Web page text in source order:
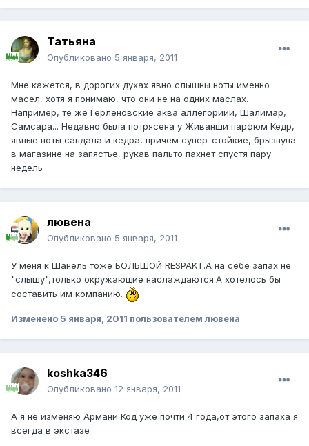
Татьяна
Опубликовано 5 января, 2011
Мне кажется, в дорогих духах явно слышны ноты именно
масел, хотя я понимаю, что они не на одних маслах.
Например, те же Герленовские аква аллегориии, Шалимар,
Самсара... Недавно была потрясена у Живанши парфюм Кедр,
явные ноты сандала и кедра, причем супер-стойкие, брызнула
в магазине на запястье, рукав пальто пахнет спустя пару
недель
лювена
Опубликовано 5 января, 2011
У меня к Шанель тоже БОЛЬШОЙ RESPAKT.А на себе запах не
"слышу",только окружающие наслаждаются.А хотелось бы
составить им компанию.
Изменено 5 января, 2011 пользователем лювена
koshka346
Опубликовано 12 января, 2011
А я не изменяю Армани Код уже почти 4 года,от этого запаха я
всегда в экстазе